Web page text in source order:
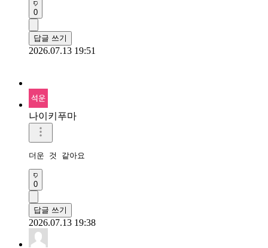
0
답글 쓰기
2026.07.13 19:51
나이키푸마
더운 것 같아요
0
답글 쓰기
2026.07.13 19:38